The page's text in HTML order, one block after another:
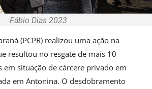
Fábio Dias 2023
(PCPR) realizou uma ação na
resultou no resgate de mais 10
em situação de cárcere privado em
em Antonina. O desdobramento